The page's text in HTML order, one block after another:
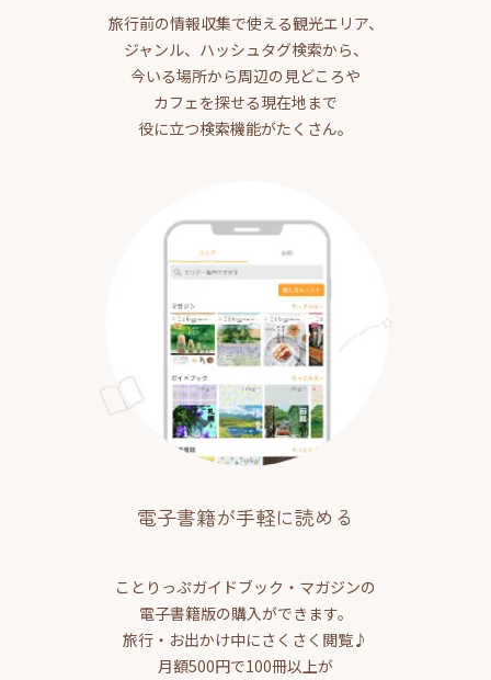
旅行前の情報収集で使える観光エリア、
ジャンル、ハッシュタグ検索から、
今いる場所から周辺の見どころや
カフェを探せる現在地まで
役に立つ検索機能がたくさん。
電子書籍が手軽に読める
ことりっぷガイドブック・マガジンの
電子書籍版の購入ができます。
旅行・お出かけ中にさくさく閲覧♪
月額500円で100冊以上が